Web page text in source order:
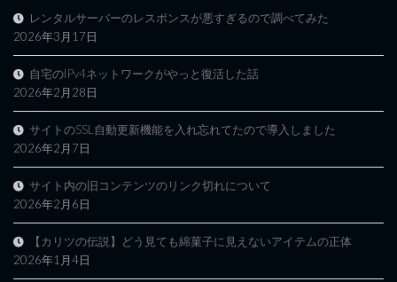
レンタルサーバーのレスポンスが悪すぎるので調べてみた
2026年3月17日
自宅のIPv4ネットワークがやっと復活した話
2026年2月28日
サイトのSSL自動更新機能を入れ忘れてたので導入しました
2026年2月7日
サイト内の旧コンテンツのリンク切れについて
2026年2月6日
【カリツの伝説】どう見ても綿菓子に見えないアイテムの正体
2026年1月4日